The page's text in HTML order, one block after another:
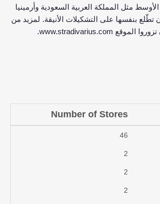
مثل المملكة العربية السعودية وأرمينيا
تطّلع بنفسها على التشكيلات الأنيقة. لمزيد من
الموقع www.stradivarius.com
.
Number of Stores
46
2
2
2